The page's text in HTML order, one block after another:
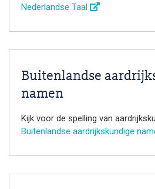
Nederlandse Taal
Buitenlandse
namen
Kijk voor de spelling van
Buitenlandse aardrijkskundige